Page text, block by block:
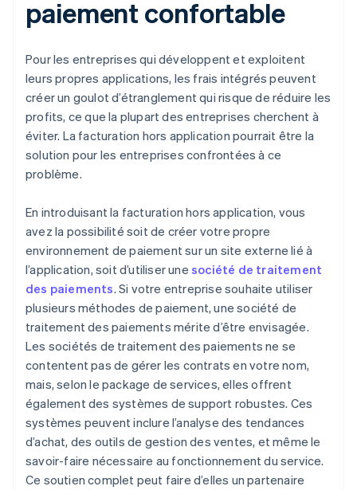
paiement confortable
Pour les entreprises qui développent et exploitent
leurs propres applications, les frais intégrés peuvent
créer un goulot d’étranglement qui risque de réduire les
profits, ce que la plupart des entreprises cherchent à
éviter. La facturation hors application pourrait être la
solution pour les entreprises confrontées à ce
problème.
En introduisant la facturation hors application, vous
avez la possibilité soit de créer votre propre
environnement de paiement sur un site externe lié à
l’application, soit d’utiliser une société de traitement
des paiements. Si votre entreprise souhaite utiliser
plusieurs méthodes de paiement, une société de
traitement des paiements mérite d’être envisagée.
Les sociétés de traitement des paiements ne se
contentent pas de gérer les contrats en votre nom,
mais, selon le package de services, elles offrent
également des systèmes de support robustes. Ces
systèmes peuvent inclure l’analyse des tendances
d’achat, des outils de gestion des ventes, et même le
savoir-faire nécessaire au fonctionnement du service.
Ce soutien complet peut faire d’elles un partenaire